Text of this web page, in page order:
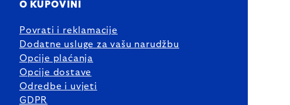
O KUPOVINI
Povrati i reklamacije
Dodatne usluge za vašu narudžbu
Opcije plaćanja
Opcije dostave
Odredbe i uvjeti
GDPR